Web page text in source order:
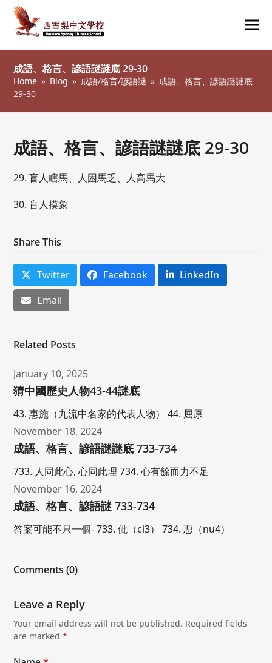
成語、格言、諺語謎謎底 29-30
Home » Blog » 成語/格言/諺語謎 » 成語、格言、諺語謎謎底
29-30
成語、格言、諺語謎謎底 29-30
29. 盲人瞎馬、人困馬乏、人高馬大
30. 盲人摸象
Share This
Twitter Facebook
LinkedIn
Email
Related Posts
January 10, 2025
猜中國歷史人物43-44謎底
43. 惠施（九流中名家的代表人物） 44. 屈原
November 18, 2024
成語、格言、諺語謎謎底 733-734
733. 人同此心, 心同此理 734. 心有餘而力不足
November 16, 2024
成語、格言、諺語謎 733-734
答案可能不只一個- 733. 佌（ci3） 734. 恧（nu4）
Comments (0)
Leave a Reply
Your email address will not be published. Required fields
are marked*